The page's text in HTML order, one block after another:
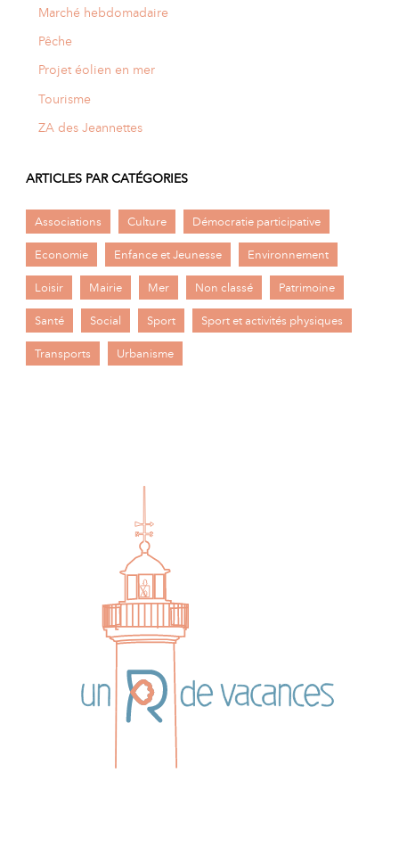
Marché hebdomadaire
Pêche
Projet éolien en mer
Tourisme
ZA des Jeannettes
ARTICLES PAR CATÉGORIES
Associations Culture Démocratie participative
Economie Enfance et Jeunesse Environnement
Loisir Mairie Mer Non classé Patrimoine
Santé Social Sport Sport et activités physiques
Transports Urbanisme